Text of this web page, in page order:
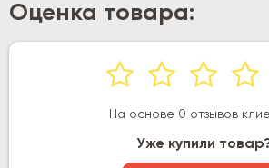
Оценка товара:
На основе 0 отзывов
Уже купили